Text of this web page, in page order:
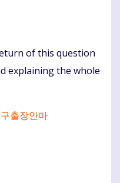
of this question
explaining the whole
출장안마